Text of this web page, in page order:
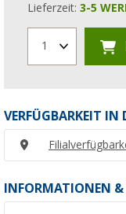
Lieferzeit: 3-5
1
VERFÜGBARKEIT IN
INFORMATIONEN